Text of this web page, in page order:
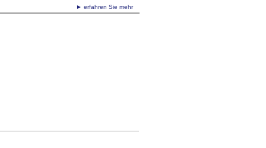
► erfahren Sie mehr